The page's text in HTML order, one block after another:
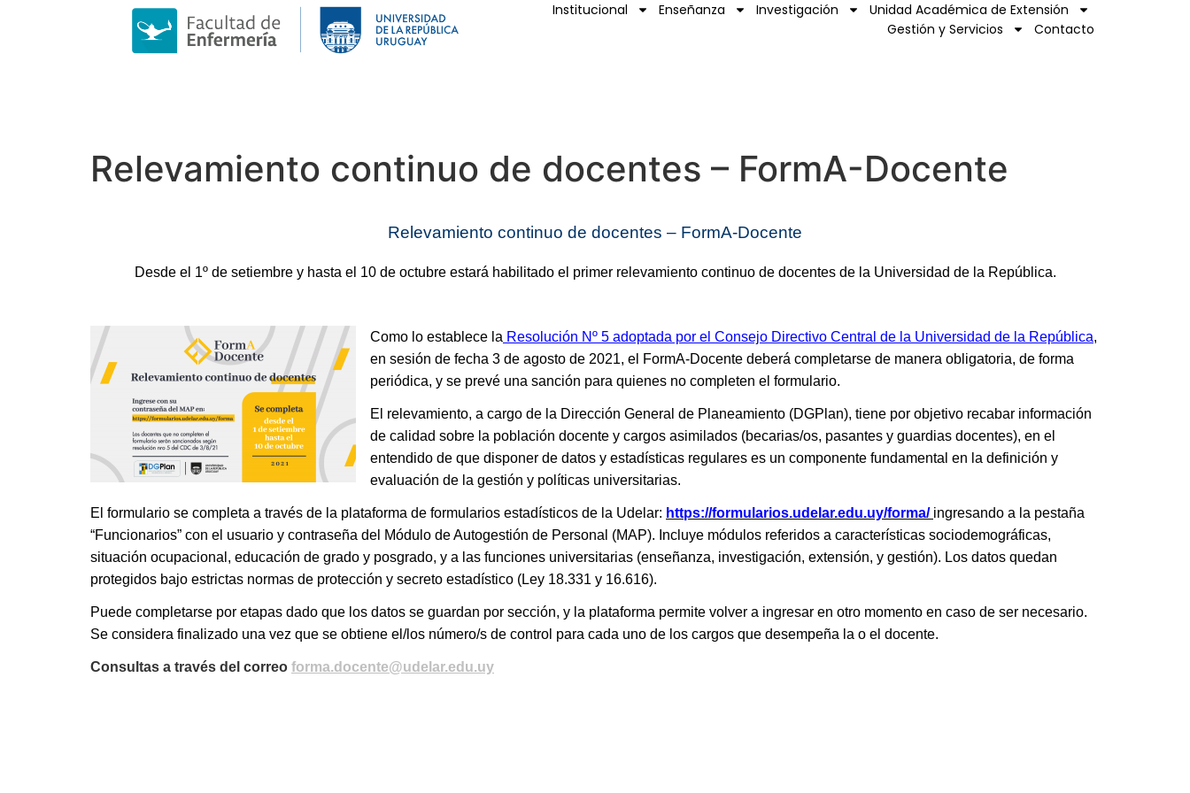
Institucional Enseñanza Investigación
Unidad Académica de Extensión
Gestión y Servicios
Contacto
Relevamiento continuo de docentes – FormA-Docente
Relevamiento continuo de docentes – FormA-Docente
Desde el 1º de setiembre y hasta el 10 de octubre estará habilitado el primer relevamiento continuo de docentes de la Universidad de la República.
Como lo establece la Resolución Nº 5 adoptada por el Consejo Directivo Central de la Universidad de la República,
en sesión de fecha 3 de agosto de 2021, el FormA-Docente deberá completarse de manera obligatoria, de forma
periódica, y se prevé una sanción para quienes no completen el formulario.
El relevamiento, a cargo de la Dirección General de Planeamiento (DGPlan), tiene por objetivo recabar información
de calidad sobre la población docente y cargos asimilados (becarias/os, pasantes y guardias docentes), en el
entendido de que disponer de datos y estadísticas regulares es un componente fundamental en la definición y
evaluación de la gestión y políticas universitarias.
El formulario se completa a través de la plataforma de formularios estadísticos de la Udelar: https://formularios.udelar.edu.uy/forma/ ingresando a la pestaña
“Funcionarios” con el usuario y contraseña del Módulo de Autogestión de Personal (MAP). Incluye módulos referidos a características sociodemográficas,
situación ocupacional, educación de grado y posgrado, y a las funciones universitarias (enseñanza, investigación, extensión, y gestión). Los datos quedan
protegidos bajo estrictas normas de protección y secreto estadístico (Ley 18.331 y 16.616).
Puede completarse por etapas dado que los datos se guardan por sección, y la plataforma permite volver a ingresar en otro momento en caso de ser necesario.
Se considera finalizado una vez que se obtiene el/los número/s de control para cada uno de los cargos que desempeña la o el docente.
Consultas a través del correo forma.docente@udelar.edu.uy